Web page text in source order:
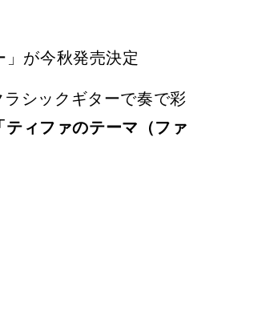
」が今秋発売決定
シックギターで奏で彩
ティファのテーマ（ファ